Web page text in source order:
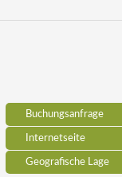
Buchungsanfrage
Internetseite
Geografische Lage